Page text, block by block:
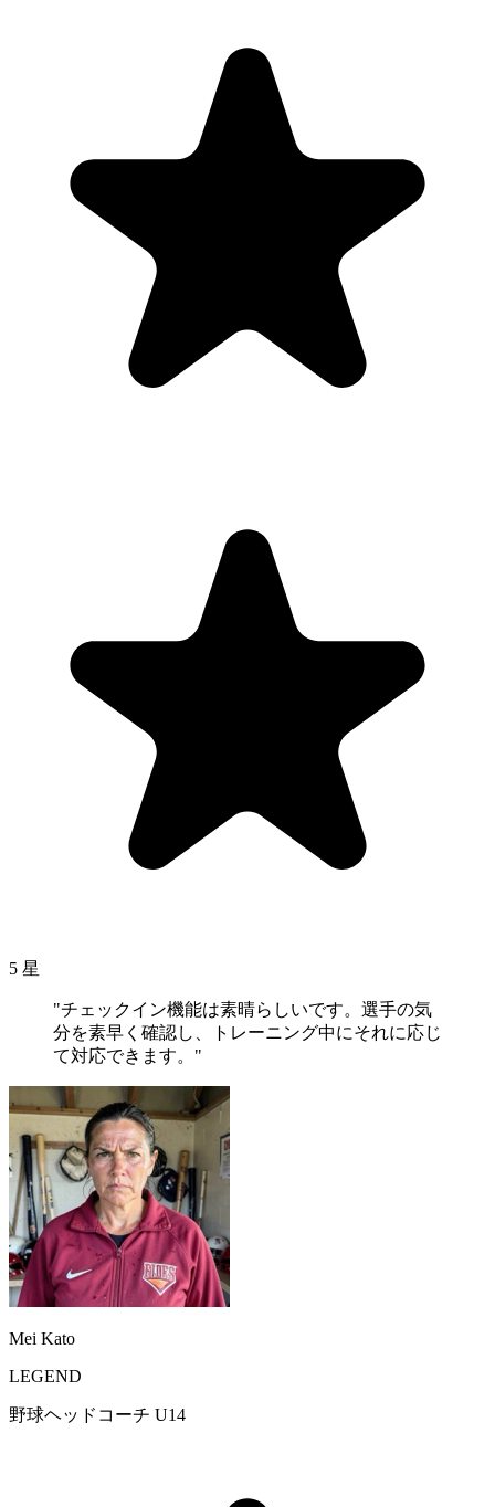
5 星
"チェックイン機能は素晴らしいです。選手の気
分を素早く確認し、トレーニング中にそれに応じ
て対応できます。"
Mei Kato
LEGEND
野球ヘッドコーチ U14